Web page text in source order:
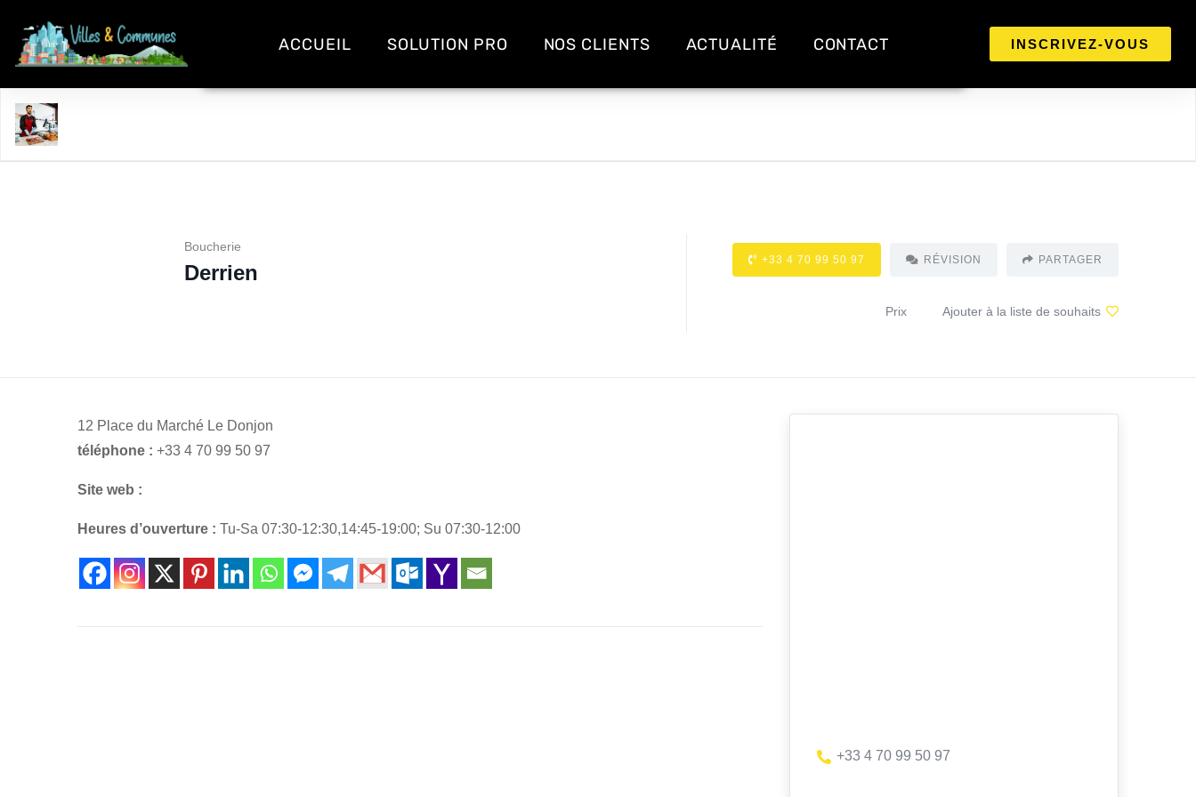
ACCUEIL SOLUTION PRO NOS CLIENTS ACTUALITÉ CONTACT INSCRIVEZ-VOUS
Boucherie
Derrien
+33 4 70 99 50 97 RÉVISION PARTAGER
Prix Ajouter à la liste de souhaits
12 Place du Marché Le Donjon
téléphone : +33 4 70 99 50 97
Site web :
Heures d’ouverture : Tu-Sa 07:30-12:30,14:45-19:00; Su 07:30-12:00
+33 4 70 99 50 97